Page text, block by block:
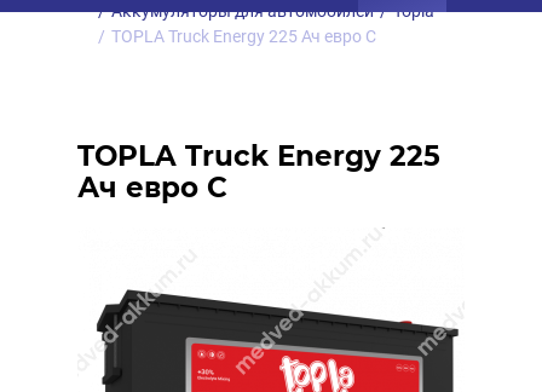
/ Аккумуляторы для автомобилей / Topla
/ TOPLA Truck Energy 225 Ач евро C
TOPLA Truck Energy 225
Ач евро C